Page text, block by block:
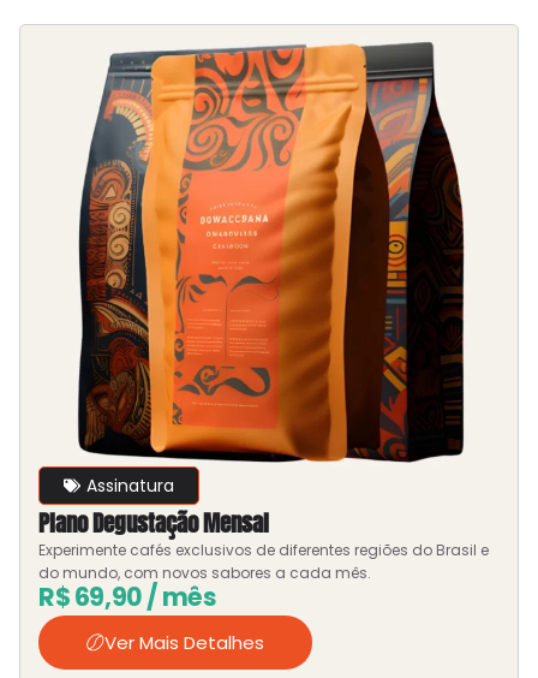
Assinatura
Plano Degustação Mensal
Experimente cafés exclusivos de diferentes regiões do Brasil e
do mundo, com novos sabores a cada mês.
R$69,90/ mês
Ver Mais Detalhes